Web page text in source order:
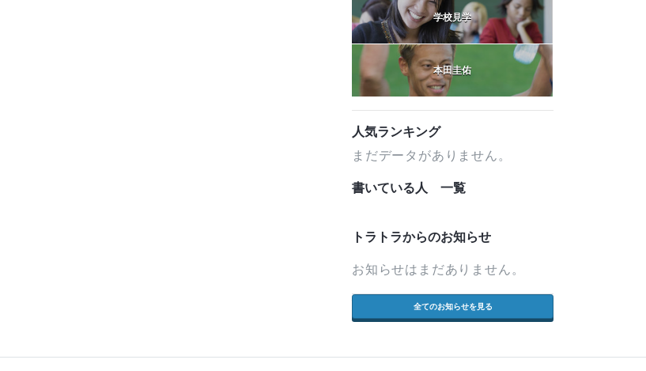
学校見学
本田圭佑
人気ランキング
まだデータがありません。
書いている人 一覧
トラトラからのお知らせ
お知らせはまだありません。
全てのお知らせを見る